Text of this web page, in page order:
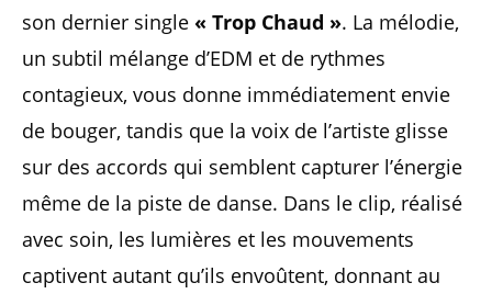
son dernier single « Trop Chaud ». La mélodie,
un subtil mélange d’EDM et de rythmes
contagieux, vous donne immédiatement envie
de bouger, tandis que la voix de l’artiste glisse
sur des accords qui semblent capturer l’énergie
même de la piste de danse. Dans le clip, réalisé
avec soin, les lumières et les mouvements
captivent autant qu’ils envoûtent, donnant au